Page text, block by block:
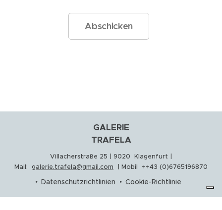
Abschicken
GALERIE
TRAFELA
Villacherstraße 25 | 9020 Klagenfurt |
Mail: galerie.trafela@gmail.com | Mobil ++43 (0)6765196870
Datenschutzrichtlinien Cookie-Richtlinie